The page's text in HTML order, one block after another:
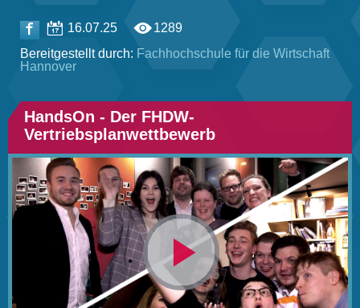
16.07.25
1289
Bereitgestellt durch: Fachhochschule ­für die Wirtschaft
Hannover
HandsOn - Der FHDW-
Vertriebsplanwettbewerb
Video